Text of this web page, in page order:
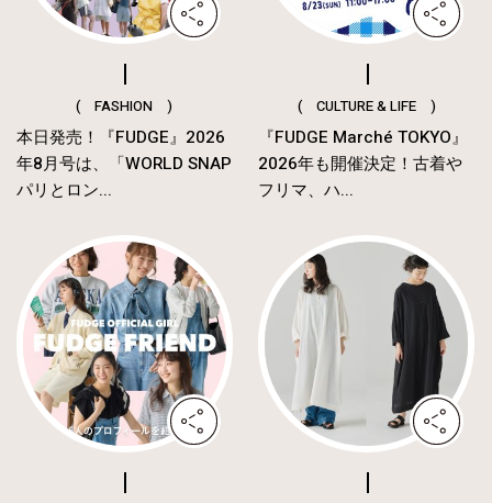
( FASHION )
本日発売！『FUDGE』2026
年8月号は、「WORLD SNAP
パリとロン...
( CULTURE & LIFE )
『FUDGE Marché TOKYO』
2026年も開催決定！古着や
フリマ、ハ...